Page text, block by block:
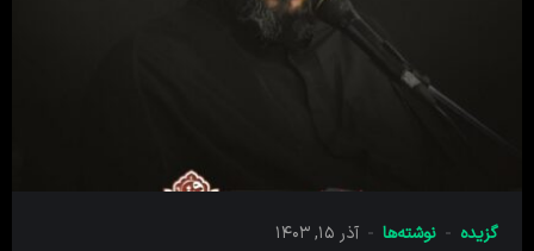
گزیده نوشته‌ها آذر ۱۵, ۱۴۰۳